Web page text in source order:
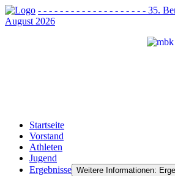
- - - - - - - - - - - - - - - - - - - - 35.
August 2026
Startseite
Vorstand
Athleten
Jugend
Ergebnisse Weitere Informationen: